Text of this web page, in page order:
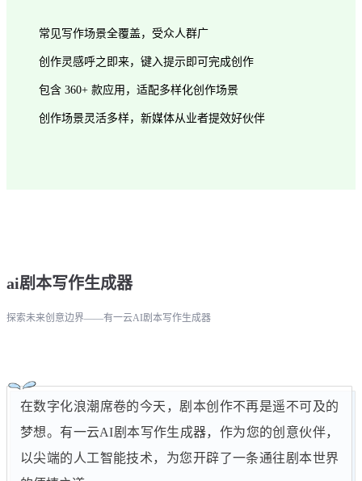
常见写作场景全覆盖，受众人群广
创作灵感呼之即来，键入提示即可完成创作
包含 360+ 款应用，适配多样化创作场景
创作场景灵活多样，新媒体从业者提效好伙伴
ai剧本写作生成器
探索未来创意边界——有一云AI剧本写作生成器
在数字化浪潮席卷的今天，剧本创作不再是遥不可及的
梦想。有一云AI剧本写作生成器，作为您的创意伙伴，
以尖端的人工智能技术，为您开辟了一条通往剧本世界